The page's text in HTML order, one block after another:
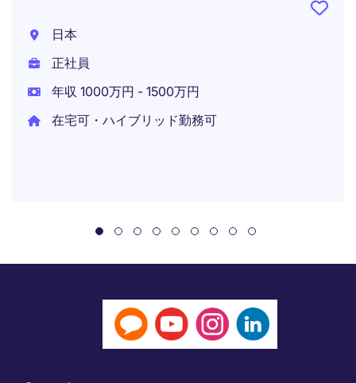
日本
正社員
年収 1000万円 - 1500万円
在宅可・ハイブリッド勤務可